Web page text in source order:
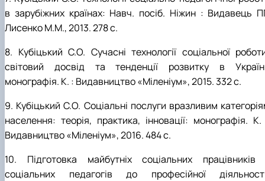
в зарубіжних країнах: Навч. посіб. Ніжин : Видавець
Лисенко М.М., 2013. 278 с.
8. Кубіцький С.О. Сучасні технології соціальної
світовий досвід та тенденції розвитку в
монографія. К. : Видавництво «Міленіум», 2015. 332 с.
9. Кубіцький С.О. Соціальні послуги вразливим
населення: теорія, практика, інновації: монографія.
Видавництво «Міленіум», 2016. 484 с.
10. Підготовка майбутніх соціальних
соціальних педагогів до професійної